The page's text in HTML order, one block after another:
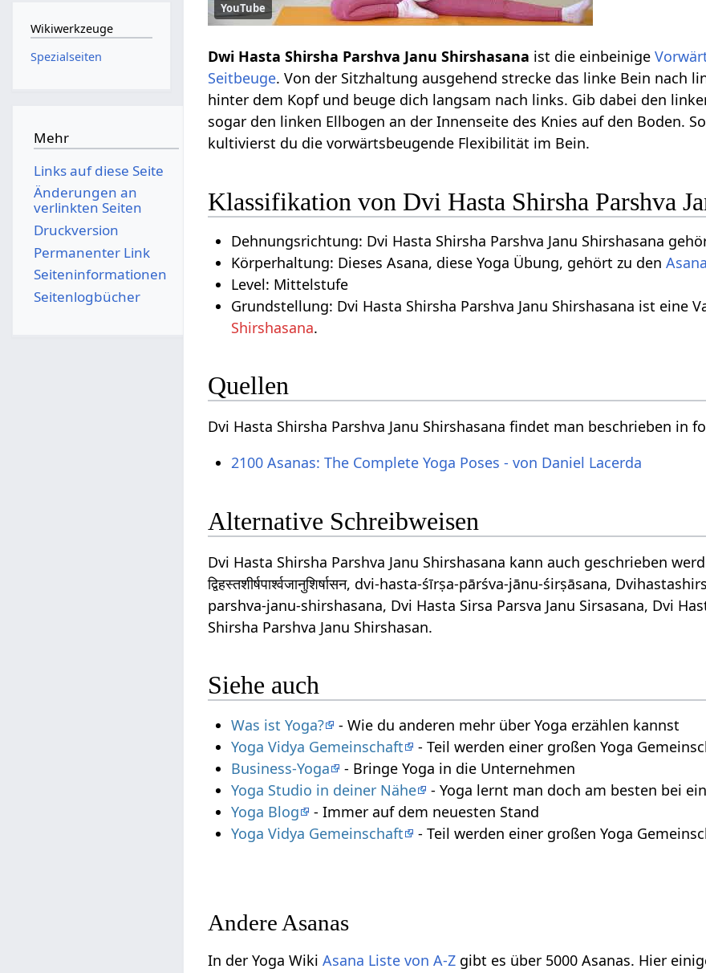
YouTube
Dwi Hasta Shirsha Parshva Janu Shirshasana ist die einbeinige
Seitbeuge. Von der Sitzhaltung ausgehend strecke das linke Bein nach
hinter dem Kopf und beuge dich langsam nach links. Gib dabei den
sogar den linken Ellbogen an der Innenseite des Knies auf den Boden.
kultivierst du die vorwärtsbeugende Flexibilität im Bein.
Klassifikation von Dvi Hasta Shirsha Parshva
Dehnungsrichtung: Dvi Hasta Shirsha Parshva Janu Shirshasana
Körperhaltung: Dieses Asana, diese Yoga Übung, gehört zu den
Level: Mittelstufe
Grundstellung: Dvi Hasta Shirsha Parshva Janu Shirshasana ist eine
Shirshasana.
Quellen
Dvi Hasta Shirsha Parshva Janu Shirshasana findet man beschrieben in
2100 Asanas: The Complete Yoga Poses - von Daniel Lacerda
Alternative Schreibweisen
Dvi Hasta Shirsha Parshva Janu Shirshasana kann auch geschrieben
द्विहस्तशीर्षपार्श्वजानुशिर्षासन, dvi-hasta-śīrṣa-pārśva-jānu-śirṣāsana,
parshva-janu-shirshasana, Dvi Hasta Sirsa Parsva Janu Sirsasana, Dvi
Shirsha Parshva Janu Shirshasan.
Siehe auch
Was ist Yoga?
- Wie du anderen mehr über Yoga erzählen kannst
Yoga Vidya Gemeinschaft
- Teil werden einer großen Yoga
Business-Yoga
- Bringe Yoga in die Unternehmen
Yoga Studio in deiner Nähe
- Yoga lernt man doch am besten bei
Yoga Blog
- Immer auf dem neuesten Stand
Yoga Vidya Gemeinschaft
- Teil werden einer großen Yoga
Andere Asanas
In der Yoga WikiAsana Liste von A-Z gibt es über 5000 Asanas. Hier
Wikiwerkzeuge
Spezialseiten
Mehr
Links auf diese Seite
Änderungen an
verlinkten Seiten
Druckversion
Permanenter Link
Seiten­­informationen
Seitenlogbücher